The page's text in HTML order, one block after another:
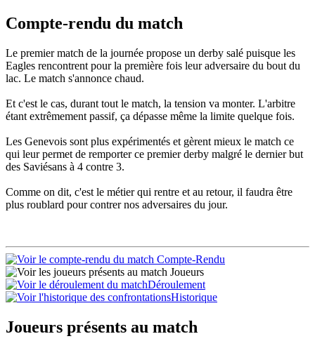
Compte-rendu du match
Le premier match de la journée propose un derby salé puisque les
Eagles rencontrent pour la première fois leur adversaire du bout du
lac. Le match s'annonce chaud.
Et c'est le cas, durant tout le match, la tension va monter. L'arbitre
étant extrêmement passif, ça dépasse même la limite quelque fois.
Les Genevois sont plus expérimentés et gèrent mieux le match ce
qui leur permet de remporter ce premier derby malgré le dernier but
des Saviésans à 4 contre 3.
Comme on dit, c'est le métier qui rentre et au retour, il faudra être
plus roublard pour contrer nos adversaires du jour.
Compte-Rendu
Joueurs
Déroulement
Historique
Joueurs présents au match